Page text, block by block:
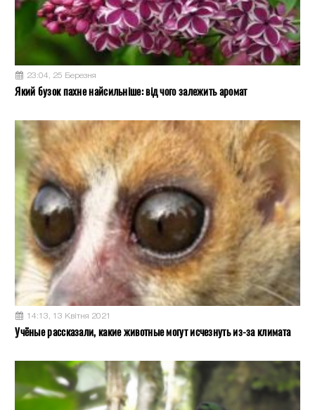
23:04, 25 Березня
Який бузок пахне найсильніше: від чого залежить аромат
14:13, 13 Квітня 2021
Учёные рассказали, какие животные могут исчезнуть из-за климата